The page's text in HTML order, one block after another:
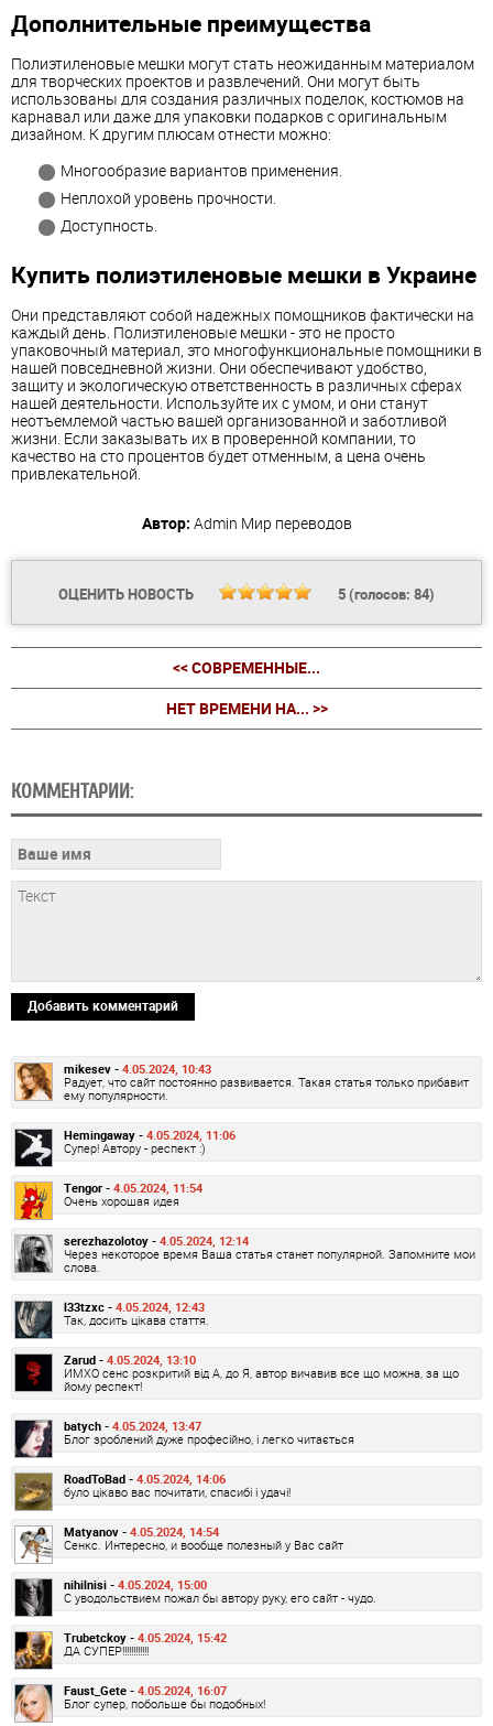
Дополнительные преимущества
Полиэтиленовые мешки могут стать неожиданным материалом
для творческих проектов и развлечений. Они могут быть
использованы для создания различных поделок, костюмов на
карнавал или даже для упаковки подарков с оригинальным
дизайном. К другим плюсам отнести можно:
Многообразие вариантов применения.
Неплохой уровень прочности.
Доступность.
Купить полиэтиленовые мешки в Украине
Они представляют собой надежных помощников фактически на
каждый день. Полиэтиленовые мешки - это не просто
упаковочный материал, это многофункциональные помощники в
нашей повседневной жизни. Они обеспечивают удобство,
защиту и экологическую ответственность в различных сферах
нашей деятельности. Используйте их с умом, и они станут
неотъемлемой частью вашей организованной и заботливой
жизни. Если заказывать их в проверенной компании, то
качество на сто процентов будет отменным, а цена очень
привлекательной.
Автор: Admin Мир переводов
ОЦЕНИТЬ НОВОСТЬ 5(голосов: 84)
<< СОВРЕМЕННЫЕ...
НЕТ ВРЕМЕНИ НА... >>
КОММЕНТАРИИ:
Добавить комментарий
mikesev - 4.05.2024, 10:43
Радует, что сайт постоянно развивается. Такая статья только прибавит
ему популярности.
Hemingaway - 4.05.2024, 11:06
Супер! Автору - респект :)
Tengor - 4.05.2024, 11:54
Очень хорошая идея
serezhazolotoy - 4.05.2024, 12:14
Через некоторое время Ваша статья станет популярной. Запомните мои
слова.
l33tzxc - 4.05.2024, 12:43
Так, досить цікава стаття.
Zarud - 4.05.2024, 13:10
ИМХО сенс розкритий від А, до Я, автор вичавив все що можна, за що
йому респект!
batych - 4.05.2024, 13:47
Блог зроблений дуже професійно, і легко читається
RoadToBad - 4.05.2024, 14:06
було цікаво вас почитати, спасибі і удачі!
Matyanov - 4.05.2024, 14:54
Сенкс. Интересно, и вообще полезный у Вас сайт
nihilnisi - 4.05.2024, 15:00
С уводольствием пожал бы автору руку, его сайт - чудо.
Trubetckoy - 4.05.2024, 15:42
ДА СУПЕР!!!!!!!!!!!!
Faust_Gete - 4.05.2024, 16:07
Блог супер, побольше бы подобных!